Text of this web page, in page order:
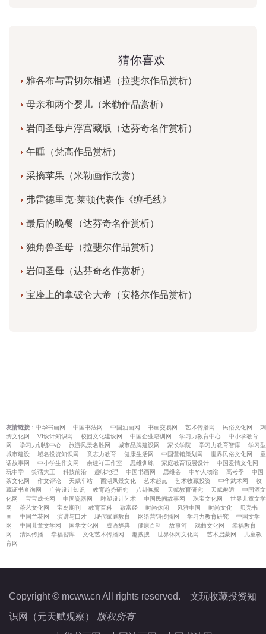
猜你喜欢
雅各布与雷切尔相遇（拉斐尔作品赏析）
母亲和两个婴儿（米勒作品赏析）
岩间圣母卢浮宫藏版（达芬奇名作赏析）
午睡（梵高作品赏析）
采摘苹果（米勒画作欣赏）
弗雷德里克·莱顿代表作《缠毛线》
最后的晚餐（达芬奇名作赏析）
独角兽圣母（拉斐尔作品赏析）
岩间圣母（达芬奇名作赏析）
宝座上的拿破仑大帝（安格尔作品赏析）
友情链接 ： 中华书画网 中国书法网 中国油画网 书画交易网 艺术传播网 民俗文化网
刺
绣文化网
VI设计知识网 校园文化建设网 中国企业培训网 学习力教育中心
中小学教育
网
学习力训练中心 旅游风景名胜网 城市品牌建设网 家长学院 学习力教育智库
学习型
城市建设
域名投资知识网 意志力教育 健康生活网 中国营销策划网 世界民俗文化网
童
话故事网
中小学生作文网 余建祥工作室 思维训练 家庭教育顶层设计
中国爱情文化网
玩中学
笑话大王 科技前沿 趣味地理 中国书画网 思维谷 中华人物谱 高考季
中国
茶文化网
作文评论 天赋车站 西湖风景文化 艺术起点 艺术收藏投资 中华武术网
收
藏证书查询网
广告设计知识 教育趋势研究 八卦晚报 天赋教育研究 天赋邂逅
中国酒文
化网
宝宝成长网 中国瓷器网 雕塑设计艺术 中国民间故事网 珠宝文化网
世界儿童文学
网
茶艺文化网 宝岛期刊 教育百科 致富经 时尚休闲 风雅中国 时尚文化
贝壳书
画
中国兰花网 演讲与口才 现代家庭教育 网络营销传播网 学习力教育研究
中国文学
网
中国儿童文学网 国学文化网 成语辞典 健康百科 故事河 戏曲文化网
幸福教育
网
清风传播 幸福智库 文化艺术传播网 趣搜搜 世界休闲文化网 艺术启蒙网
儿童教
育网
Copyright © mcww.cn All rights reserved. 文玩收藏投资知
识网（元天赋观察）
版权所有